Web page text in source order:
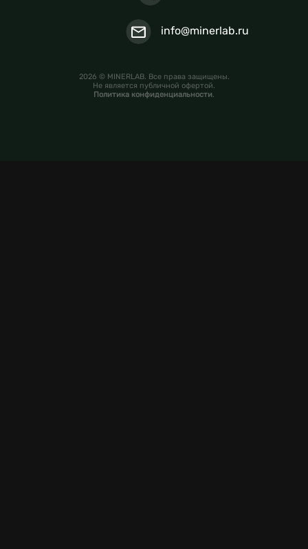
info@minerlab.ru
2026 © MINERLAB. Все права защищены.
Не является публичной офертой.
Политика конфиденциальности.